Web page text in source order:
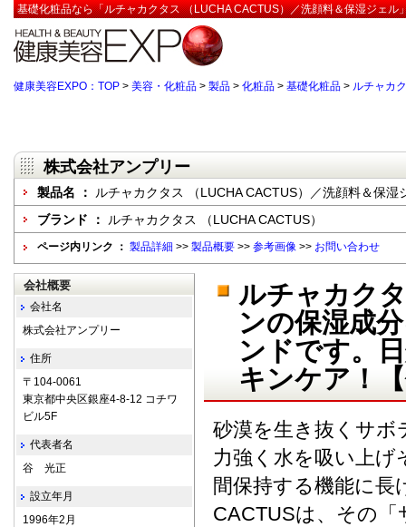
基礎化粧品なら「ルチャカクタス （LUCHA CACTUS）／洗顔料＆保湿ジェル
健康美容EXPO：TOP > 美容・化粧品 > 製品 > 化粧品 > 基礎化粧品 > ルチャカ
株式会社アンプリー
製品名 ：
ルチャカクタス （LUCHA CACTUS）／洗顔料＆保湿
ブランド ：
ルチャカクタス （LUCHA CACTUS）
ページ内リンク ： 製品詳細 >> 製品概要 >> 参考画像 >> お問い合わせ
ルチャカク
ンの保湿成
ンドです。
キンケア！
砂漠を生き抜くサボ
力強く水を吸い上げ
間保持する機能に長
CACTUSは、その
会社概要
会社名
株式会社アンプリー
住所
〒104-0061
東京都中央区銀座4-8-12 コチワ
ビル5F
代表者名
谷 光正
設立年月
1996年2月